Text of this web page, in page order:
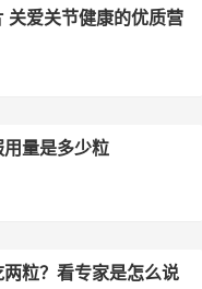
关爱关节健康的优质营
量是多少粒
粒？看专家是怎么说